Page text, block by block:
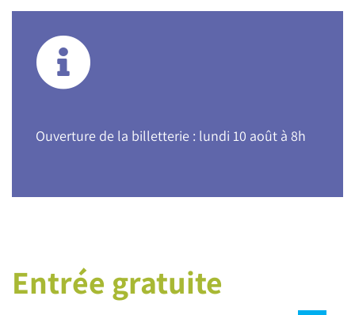
Ouverture de la billetterie : lundi 10 août à 8h
Entrée gratuite